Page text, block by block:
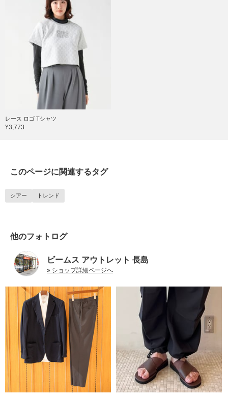
レース ロゴ Tシャツ
¥3,773
このページに関連するタグ
シアー トレンド
他のフォトログ
ビームス アウトレット 長島
» ショップ詳細ページへ